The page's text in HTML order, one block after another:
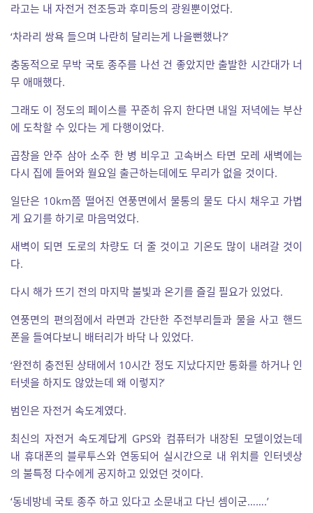
라고는 내 자전거 전조등과 후미등의 광원뿐이었다.
‘차라리 쌍욕 들으며 나란히 달리는게 나을뻔했나?’
충동적으로 무박 국토 종주를 나선 건 좋았지만 출발한 시간대가 너
무 애매했다.
그래도 이 정도의 페이스를 꾸준히 유지 한다면 내일 저녁에는 부산
에 도착할 수 있다는 게 다행이었다.
곱창을 안주 삼아 소주 한 병 비우고 고속버스 타면 모레 새벽에는
다시 집에 들어와 월요일 출근하는데에도 무리가 없을 것이다.
일단은 10km쯤 떨어진 연풍면에서 물통의 물도 다시 채우고 가볍
게 요기를 하기로 마음먹었다.
새벽이 되면 도로의 차량도 더 줄 것이고 기온도 많이 내려갈 것이
다.
다시 해가 뜨기 전의 마지막 불빛과 온기를 즐길 필요가 있었다.
연풍면의 편의점에서 라면과 간단한 주전부리들과 물을 사고 핸드
폰을 들여다보니 배터리가 바닥 나 있었다.
‘완전히 충전된 상태에서 10시간 정도 지났다지만 통화를 하거나 인
터넷을 하지도 않았는데 왜 이렇지?’
범인은 자전거 속도계였다.
최신의 자전거 속도계답게 GPS와 컴퓨터가 내장된 모델이었는데
내 휴대폰의 블루투스와 연동되어 실시간으로 내 위치를 인터넷상
의 불특정 다수에게 공지하고 있었던 것이다.
‘동네방네 국토 종주 하고 있다고 소문내고 다닌 셈이군…….’